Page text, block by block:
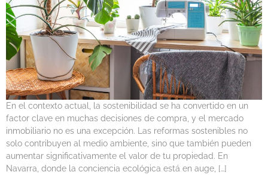
En el contexto actual, la sostenibilidad se ha convertido en un
factor clave en muchas decisiones de compra, y el mercado
inmobiliario no es una excepción. Las reformas sostenibles no
solo contribuyen al medio ambiente, sino que también pueden
aumentar significativamente el valor de tu propiedad. En
Navarra, donde la conciencia ecológica está en auge, […]